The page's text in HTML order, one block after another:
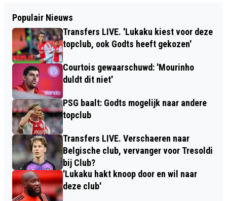
Populair Nieuws
Transfers LIVE. 'Lukaku kiest voor deze
topclub, ook Godts heeft gekozen'
Courtois gewaarschuwd: 'Mourinho
duldt dit niet'
PSG baalt: Godts mogelijk naar andere
topclub
Transfers LIVE. Verschaeren naar
Belgische club, vervanger voor Tresoldi
bij Club?
'Lukaku hakt knoop door en wil naar
deze club'